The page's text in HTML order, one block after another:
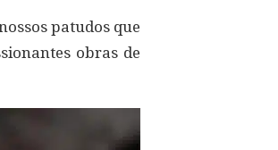
patudos que
obras de